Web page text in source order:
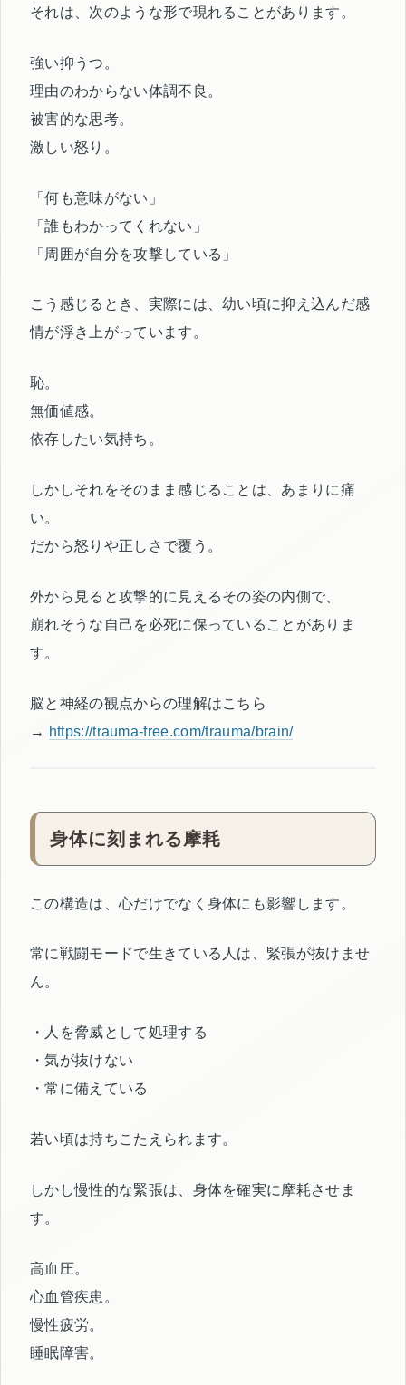
それは、次のような形で現れることがあります。
強い抑うつ。
理由のわからない体調不良。
被害的な思考。
激しい怒り。
「何も意味がない」
「誰もわかってくれない」
「周囲が自分を攻撃している」
こう感じるとき、実際には、幼い頃に抑え込んだ感
情が浮き上がっています。
恥。
無価値感。
依存したい気持ち。
しかしそれをそのまま感じることは、あまりに痛
い。
だから怒りや正しさで覆う。
外から見ると攻撃的に見えるその姿の内側で、
崩れそうな自己を必死に保っていることがありま
す。
脳と神経の観点からの理解はこちら
→ https://trauma-free.com/trauma/brain/
身体に刻まれる摩耗
この構造は、心だけでなく身体にも影響します。
常に戦闘モードで生きている人は、緊張が抜けませ
ん。
・人を脅威として処理する
・気が抜けない
・常に備えている
若い頃は持ちこたえられます。
しかし慢性的な緊張は、身体を確実に摩耗させま
す。
高血圧。
心血管疾患。
慢性疲労。
睡眠障害。